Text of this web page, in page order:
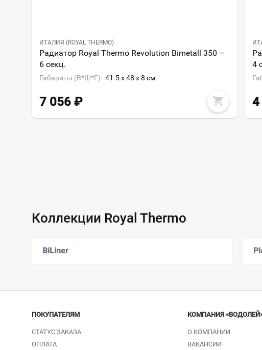
ИТАЛИЯ (ROYAL THERMO)
Радиатор Royal Thermo Revolution Bimetall 350 –
6 секц.
Габариты (В*Ш*Г): 41.5 x 48 x 8 см
7 056 ₽
4
4
Коллекции Royal Thermo
BiLiner
ПОКУПАТЕЛЯМ
СТАТУС ЗАКАЗА
ОПЛАТА
КОМПАНИЯ
О КОМПАНИИ
ВАКАНСИИ